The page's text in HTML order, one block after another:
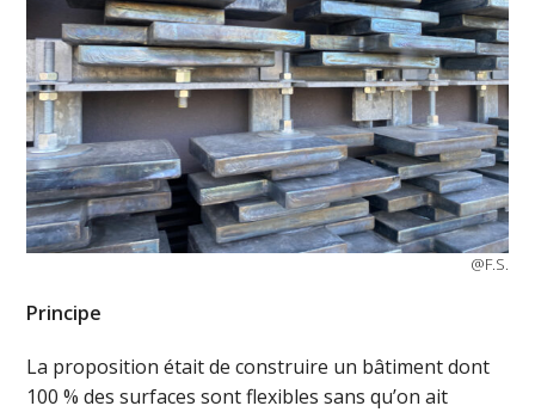
@F.S.
Principe
La proposition était de construire un bâtiment dont
100 % des surfaces sont flexibles sans qu’on ait